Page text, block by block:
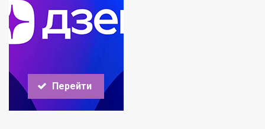
Перейти